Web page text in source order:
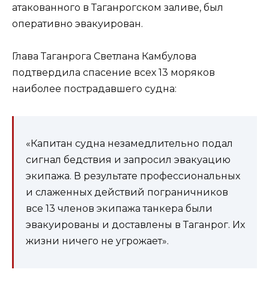
атакованного в Таганрогском заливе, был
оперативно эвакуирован.
Глава Таганрога Светлана Камбулова
подтвердила спасение всех 13 моряков
наиболее пострадавшего судна:
«Капитан судна незамедлительно подал
сигнал бедствия и запросил эвакуацию
экипажа. В результате профессиональных
и слаженных действий пограничников
все 13 членов экипажа танкера были
эвакуированы и доставлены в Таганрог. Их
жизни ничего не угрожает».